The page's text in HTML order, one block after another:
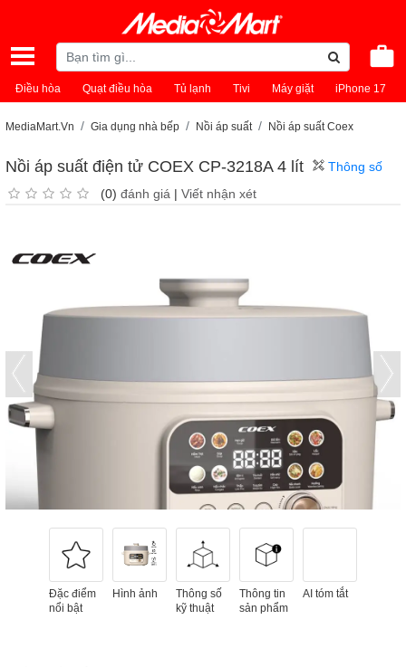
Điều hòa Quạt điều hòa Tủ lạnh Tivi Máy giặt iPhone 17
MediaMart.Vn Gia dụng nhà bếp Nồi áp suất Nồi áp suất Coex
Nồi áp suất điện tử COEX CP-3218A 4 lít
(0) đánh giá | Viết nhận xét
Thông số
Đặc điểm
nổi bật
Hình ảnh
Thông số
kỹ thuật
Thông tin
sản phẩm
AI tóm tắt